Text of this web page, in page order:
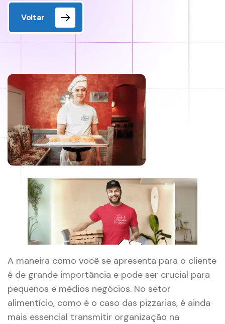
Voltar
A maneira como você se apresenta para o cliente
é de grande importância e pode ser crucial para
pequenos e médios negócios. No setor
alimentício, como é o caso das pizzarias, é ainda
mais essencial transmitir organização na